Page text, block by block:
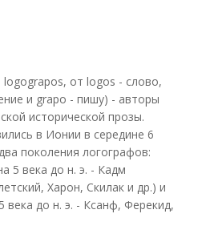
от logos - слово,
и grapo - пишу) - авторы
исторической прозы.
в Ионии в середине 6
поколения логографов:
5 века до н. э. - Кадм
Харон, Скилак и др.) и
до н. э. - Ксанф, Ферекид,